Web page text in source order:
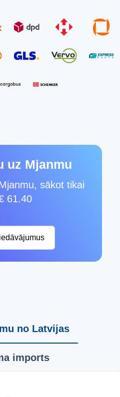
uz Mjanmu
sākot tikai
61.40
no Latvijas
imports